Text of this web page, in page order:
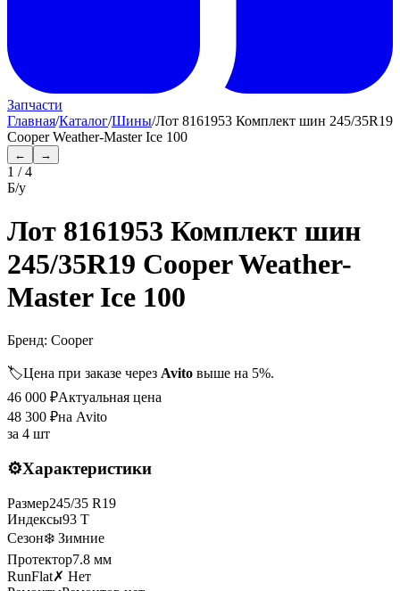
Запчасти
Главная/Каталог/Шины/Лот 8161953 Комплект шин 245/35R19
Cooper Weather-Master Ice 100
← →
1 /4
Б/у
Лот 8161953 Комплект шин
245/35R19 Cooper Weather-
Master Ice 100
Бренд: Cooper
🏷️Цена при заказе через Avito выше на 5%.
46 000 ₽Актуальная цена
48 300 ₽на Avito
за 4 шт
⚙️Характеристики
Размер245/35 R19
Индексы93 T
Сезон❄️ Зимние
Протектор7.8 мм
RunFlat✗ Нет